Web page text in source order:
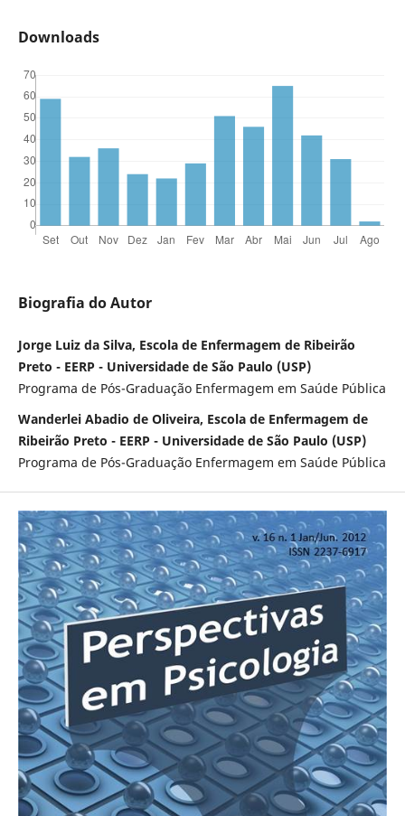
Downloads
Biografia do Autor
Jorge Luiz da Silva, Escola de Enfermagem de Ribeirão
Preto - EERP - Universidade de São Paulo (USP)
Programa de Pós-Graduação Enfermagem em Saúde Pública
Wanderlei Abadio de Oliveira, Escola de Enfermagem de
Ribeirão Preto - EERP - Universidade de São Paulo (USP)
Programa de Pós-Graduação Enfermagem em Saúde Pública